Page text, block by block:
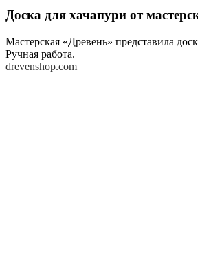
Доска для хачапури от
Мастерская «Древень» представила
Ручная работа.
drevenshop.com